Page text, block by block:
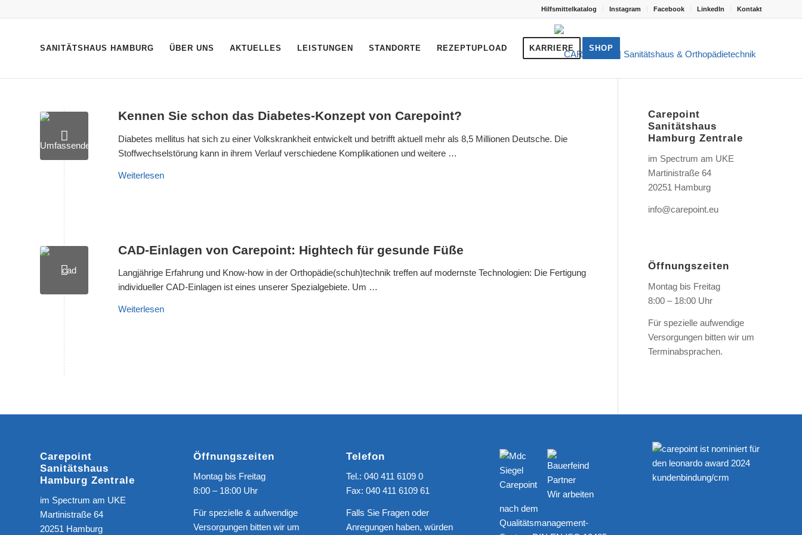
Hilfsmittelkatalog Instagram Facebook LinkedIn Kontakt
SANITÄTSHAUS HAMBURG ÜBER UNS AKTUELLES LEISTUNGEN STANDORTE REZEPTUPLOAD KARRIERE SHOP
© Carepoint
GmbH & Co. KG
Kennen Sie schon das Diabetes-Konzept von Carepoint?
Diabetes mellitus hat sich zu einer Volkskrankheit entwickelt und betrifft aktuell mehr als 8,5 Millionen Deutsche. Die
Stoffwechselstörung kann in ihrem Verlauf verschiedene Komplikationen und weitere …
Weiterlesen
stock.adobe.com
CAD-Einlagen von Carepoint: Hightech für gesunde Füße
Langjährige Erfahrung und Know-how in der Orthopädie(schuh)technik treffen auf modernste Technologien: Die Fertigung
individueller CAD-Einlagen ist eines unserer Spezialgebiete. Um …
Weiterlesen
Carepoint
Sanitätshaus
Hamburg Zentrale
im Spectrum am UKE
Martinistraße 64
20251 Hamburg
info@carepoint.eu
Öffnungszeiten
Montag bis Freitag
8:00 – 18:00 Uhr
Für spezielle aufwendige
Versorgungen bitten wir um
Terminabsprachen.
Carepoint
Sanitätshaus
Hamburg Zentrale
im Spectrum am UKE
Martinistraße 64
20251 Hamburg
Öffnungszeiten
Montag bis Freitag
8:00 – 18:00 Uhr
Für spezielle & aufwendige
Versorgungen bitten wir um
Telefon
Tel.: 040 411 6109 0
Fax: 040 411 6109 61
Falls Sie Fragen oder
Anregungen haben, würden
Wir arbeiten
nach dem
Qualitätsmanagement-